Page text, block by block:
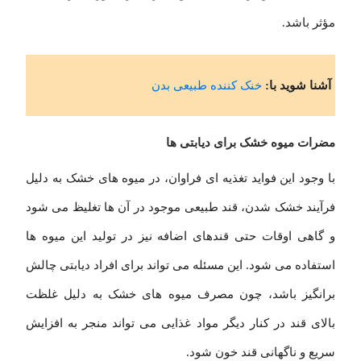
مؤثر باشد.
آشنا شوید با: خنک کننده طبیعی بدن
مضرات میوه خشک برای دیابتی ها
با وجود این فواید تغذیه ای فراوان، در میوه های خشک به دلیل
فرآیند خشک شدن، قند طبیعی موجود در آن ها تغلیظ می شود
و گاهی اوقات حتی قندهای اضافه نیز در تولید این میوه ها
استفاده می شود. این مسئله می تواند برای افراد دیابتی چالش
برانگیز باشد، چون مصرف میوه های خشک به دلیل غلظت
بالای قند در کنار دیگر مواد غذایی می تواند منجر به افزایش
سریع و ناگهانی قند خون شود.